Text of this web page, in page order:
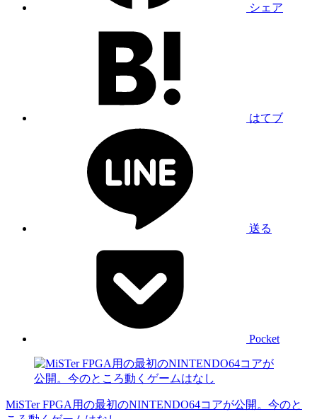
シェア
はてブ
送る
Pocket
MiSTer FPGA用の最初のNINTENDO64コアが公開。今のと